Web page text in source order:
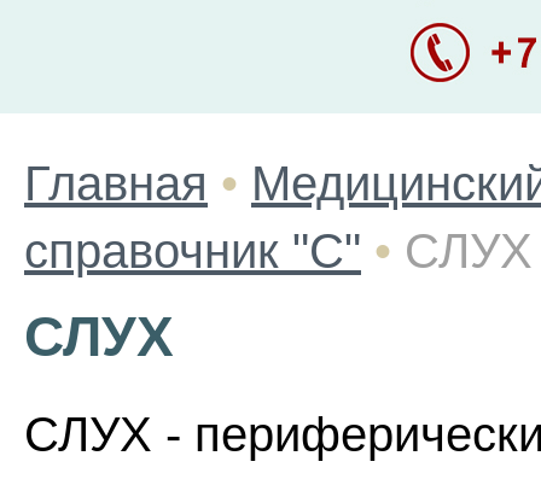
Главная •
справочник "С" • СЛУХ
СЛУХ
СЛУХ -